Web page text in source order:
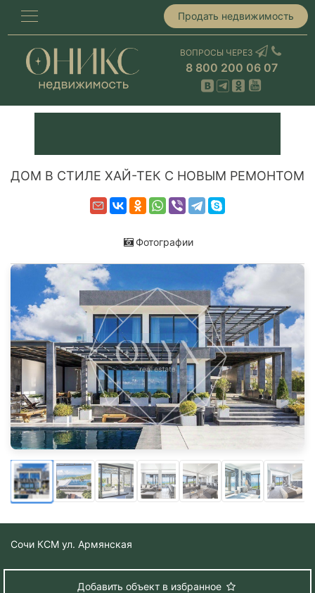
Продать недвижимость
ВОПРОСЫ ЧЕРЕЗ
8 800 200 06 07
ДОМ В СТИЛЕ ХАЙ-ТЕК С НОВЫМ РЕМОНТОМ
Фотографии
Сочи КСМ ул. Армянская
Добавить объект в избранное